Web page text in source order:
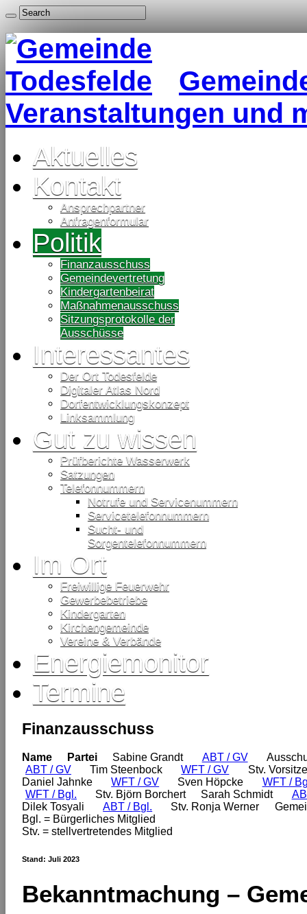
Veranstaltungen und
Aktuelles
Kontakt
Ansprechpartner
Anfragenformular
Politik
Finanzausschuss
Gemeindevertretung
Kindergartenbeirat
Maßnahmenausschuss
Sitzungsprotokolle der
Ausschüsse
Interessantes
Der Ort Todesfelde
Digitaler Atlas Nord
Dorfentwicklungskonzept
Linksammlung
Gut zu wissen
Prüfberichte Wasserwerk
Satzungen
Telefonnummern
Notrufe und Servicenummern
Servicetelefonnummern
Sucht- und
Sorgentelefonnummern
Im Ort
Freiwillige Feuerwehr
Gewerbebetriebe
Kindergarten
Kirchengemeinde
Vereine & Verbände
Energiemonitor
Termine
Finanzausschuss
Name Partei Sabine Grandt ABT / GV
ABT / GV
Tim Steenbock WFT / GV
Stv.
Daniel Jahnke
WFT / GV Sven Höpcke
WFT /
WFT / Bgl.
Stv. Björn Borchert Sarah Schmidt
Dilek Tosyali
ABT / Bgl. Stv. Ronja Werner
Bgl. = Bürgerliches Mitglied
Stv. = stellvertretendes Mitglied
Stand: Juli 2023
Bekanntmachung –